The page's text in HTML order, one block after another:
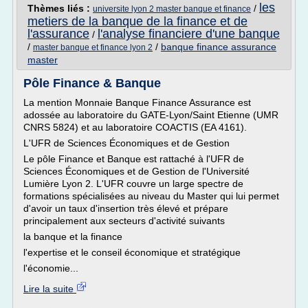
Thèmes liés : universite lyon 2 master banque et finance / les
metiers de la banque de la finance et de
l'assurance / l'analyse financiere d'une banque
/ master banque et finance lyon 2 / banque finance assurance
master
Pôle Finance & Banque
La mention Monnaie Banque Finance Assurance est
adossée au laboratoire du GATE-Lyon/Saint Etienne (UMR
CNRS 5824) et au laboratoire COACTIS (EA 4161).
L'UFR de Sciences Économiques et de Gestion
Le pôle Finance et Banque est rattaché à l'UFR de
Sciences Économiques et de Gestion de l'Université
Lumière Lyon 2. L'UFR couvre un large spectre de
formations spécialisées au niveau du Master qui lui permet
d'avoir un taux d'insertion très élevé et prépare
principalement aux secteurs d'activité suivants
la banque et la finance
l'expertise et le conseil économique et stratégique
l'économie...
Lire la suite